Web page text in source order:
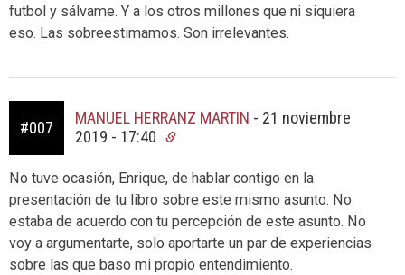
futbol y sálvame. Y a los otros millones que ni siquiera
eso. Las sobreestimamos. Son irrelevantes.
#007
MANUEL HERRANZ MARTIN - 21 noviembre
2019 - 17:40
No tuve ocasión, Enrique, de hablar contigo en la
presentación de tu libro sobre este mismo asunto. No
estaba de acuerdo con tu percepción de este asunto. No
voy a argumentarte, solo aportarte un par de experiencias
sobre las que baso mi propio entendimiento.